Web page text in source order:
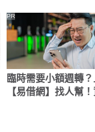
臨時需要小額週轉？
【易借網】找人幫
PR